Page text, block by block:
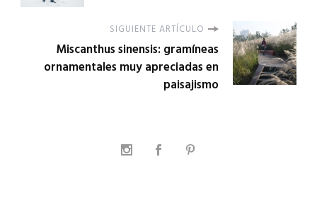
SIGUIENTE ARTÍCULO
Miscanthus sinensis: gramíneas
ornamentales muy apreciadas en
paisajismo